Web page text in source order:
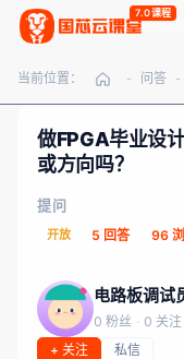
7.0课程
当前位置： - 问答 -
做FPGA毕业设
或方向吗？
提问
开放 5 回答 96
电路板调试
0 粉丝 · 0 关注
+ 关注
私信